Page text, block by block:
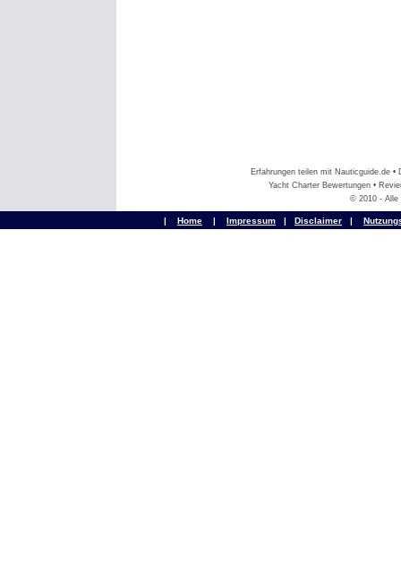
Erfahrungen teilen mit Nauticguide.de
Yacht Charter Bewertungen •
© 2010 - Alle
| Home | Impressum | Disclaimer |